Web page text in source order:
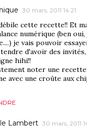
30 mars, 2011 14:21
cette recette!! Et
numérique (ben oui,
je vais pouvoir
d'avoir des
hihi!!
noter une
avec une croûte aux
Lambert 30 mars, 2011